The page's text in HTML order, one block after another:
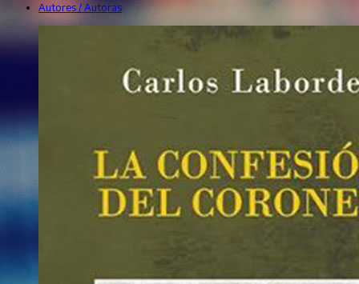
Autores / Autoras